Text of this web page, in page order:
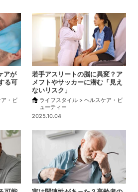
アが
る可
・ビ
若手アスリートの脳に異変？ア
メフトやサッカーに潜む「見え
ないリスク」
ライフスタイル > ヘルスケア・ビ
ューティー
2025.10.04